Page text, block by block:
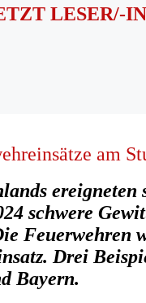
LESER/-
am
schwere
Feuerwehren
Drei
Bayern.